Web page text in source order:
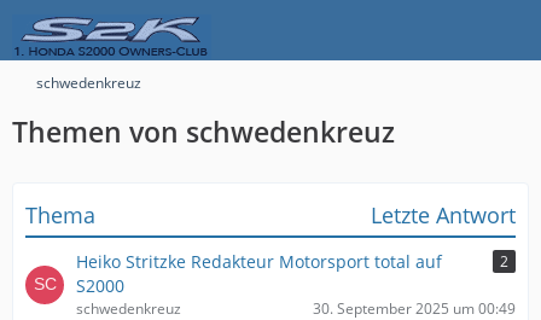
schwedenkreuz
Themen von schwedenkreuz
Thema Letzte Antwort
Heiko Stritzke Redakteur Motorsport total auf
S2000
2
schwedenkreuz 30. September 2025 um 00:49